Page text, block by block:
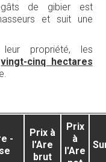
de gibier est
et suit une
propriété, les
vingt-cinq hectares
-
Prix à
l'Are
brut
Prix
à
l'Are